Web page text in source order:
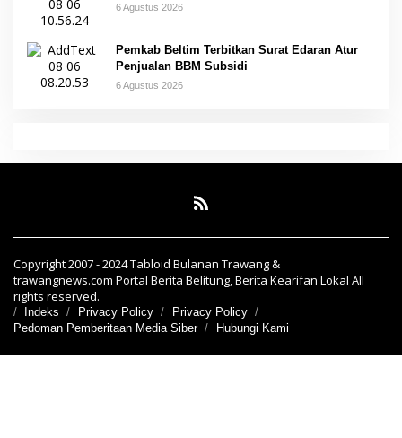
6 Agustus 2026
Pemkab Beltim Terbitkan Surat Edaran Atur
Penjualan BBM Subsidi
6 Agustus 2026
Copyright 2007 - 2024 Tabloid Bulanan Trawang &
trawangnews.com Portal Berita Belitung, Berita Kearifan Lokal All
rights reserved.
Indeks Privacy Policy
Privacy Policy
Pedoman Pemberitaan Media Siber
Hubungi Kami